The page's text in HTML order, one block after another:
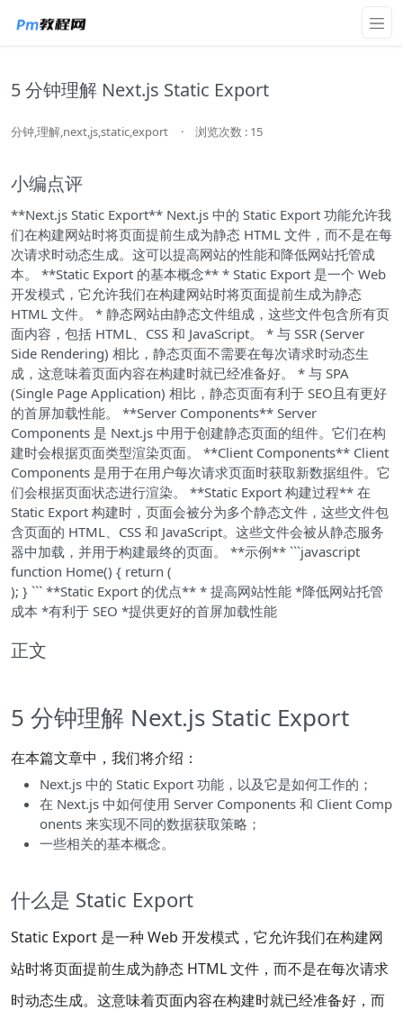
5 分钟理解 Next.js Static Export
分钟,理解,next,js,static,export · 浏览次数 : 15
小编点评
**Next.js Static Export** Next.js 中的 Static Export 功能允许我
们在构建网站时将页面提前生成为静态 HTML 文件，而不是在每
次请求时动态生成。这可以提高网站的性能和降低网站托管成
本。 **Static Export 的基本概念** * Static Export 是一个 Web
开发模式，它允许我们在构建网站时将页面提前生成为静态
HTML 文件。 * 静态网站由静态文件组成，这些文件包含所有页
面内容，包括 HTML、CSS 和 JavaScript。 * 与 SSR (Server
Side Rendering) 相比，静态页面不需要在每次请求时动态生
成，这意味着页面内容在构建时就已经准备好。 * 与 SPA
(Single Page Application) 相比，静态页面有利于 SEO且有更好
的首屏加载性能。 **Server Components** Server
Components 是 Next.js 中用于创建静态页面的组件。它们在构
建时会根据页面类型渲染页面。 **Client Components** Client
Components 是用于在用户每次请求页面时获取新数据组件。它
们会根据页面状态进行渲染。 **Static Export 构建过程** 在
Static Export 构建时，页面会被分为多个静态文件，这些文件包
含页面的 HTML、CSS 和 JavaScript。这些文件会被从静态服务
器中加载，并用于构建最终的页面。 **示例** ```javascript
function Home() { return (
); } ``` **Static Export 的优点** * 提高网站性能 *降低网站托管
成本 *有利于 SEO *提供更好的首屏加载性能
正文
5 分钟理解 Next.js Static Export
在本篇文章中，我们将介绍：
Next.js 中的 Static Export 功能，以及它是如何工作的；
在 Next.js 中如何使用 Server Components 和 Client Comp
onents 来实现不同的数据获取策略；
一些相关的基本概念。
什么是 Static Export
Static Export 是一种 Web 开发模式，它允许我们在构建网
站时将页面提前生成为静态 HTML 文件，而不是在每次请求
时动态生成。这意味着页面内容在构建时就已经准备好，而